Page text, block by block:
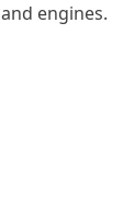
engines.